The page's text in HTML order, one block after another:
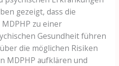
gezeigt, dass die
zu einer
Gesundheit führen
die möglichen Risiken
MDPHP aufklären und